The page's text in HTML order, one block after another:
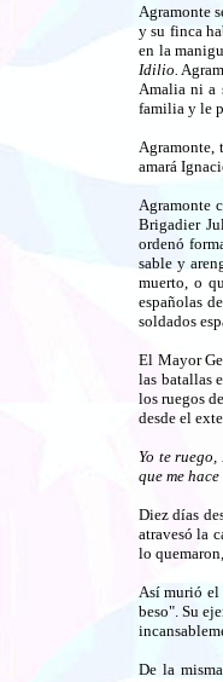
Agramonte
y su finca
en la
Idilio.
Amalia ni a
familia y le
Agramonte,
amará
Agramonte
Brigadier
ordenó
sable y
muerto, o
españolas
soldados
El Mayor
las batallas
los ruegos
desde el
Yo te
que me
Diez días
atravesó la
lo
Así murió el
beso". Su
De la